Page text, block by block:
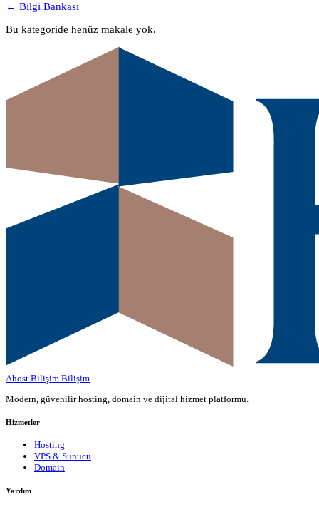
← Bilgi Bankası
Bu kategoride henüz makale yok.
Ahost Bilişim Bilişim
Modern, güvenilir hosting, domain ve dijital hizmet platformu.
Hizmetler
Hosting
VPS & Sunucu
Domain
Yardım